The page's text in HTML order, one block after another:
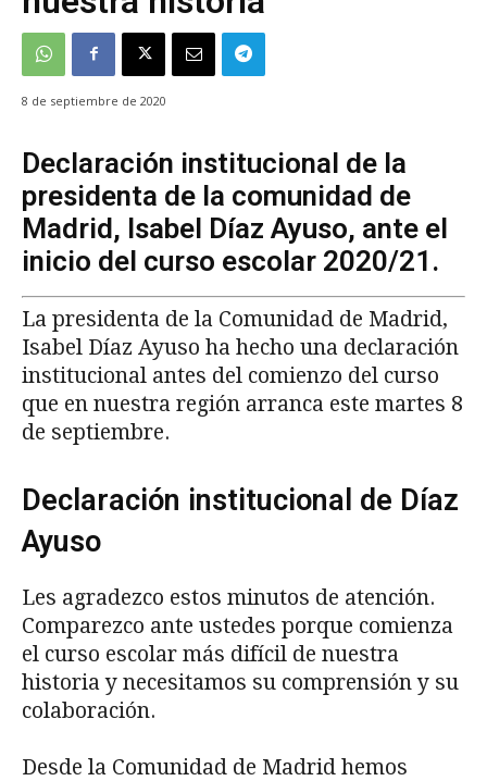
8 de septiembre de 2020
Declaración institucional de la
presidenta de la comunidad de
Madrid, Isabel Díaz Ayuso, ante el
inicio del curso escolar 2020/21.
La presidenta de la Comunidad de Madrid,
Isabel Díaz Ayuso ha hecho una declaración
institucional antes del comienzo del curso
que en nuestra región arranca este martes 8
de septiembre.
Declaración institucional de Díaz
Ayuso
Les agradezco estos minutos de atención.
Comparezco ante ustedes porque comienza
el curso escolar más difícil de nuestra
historia y necesitamos su comprensión y su
colaboración.
Desde la Comunidad de Madrid hemos